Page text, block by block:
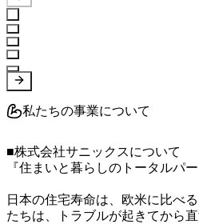
私たちの事業について
■株式会社サニックスについて
『住まいと暮らしのトータルパー
日本の住宅寿命は、欧米に比べ
たちは、トラブルが起きてから